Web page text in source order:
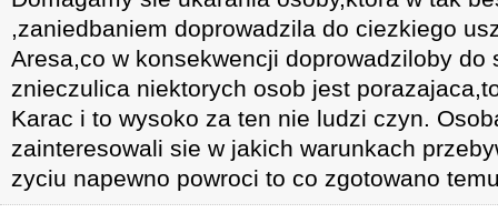
,zaniedbaniem doprowadzila do ciezkiego
Aresa,co w konsekwencji doprowadziloby do
znieczulica niektorych osob jest
Karac i to wysoko za ten nie ludzi czyn.
zainteresowali sie w jakich warunkach
zyciu napewno powroci to co zgotowano